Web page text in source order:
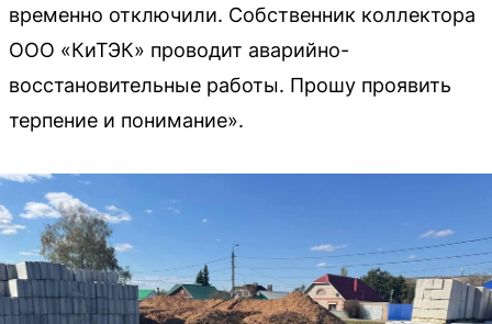
временно отключили. Собственник коллектора
ООО «КиТЭК» проводит аварийно-
восстановительные работы. Прошу проявить
терпение и понимание».